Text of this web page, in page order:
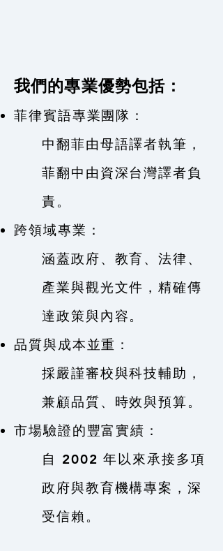
我們的專業優勢包括：
菲律賓語專業團隊：
中翻菲由母語譯者執筆，
菲翻中由資深台灣譯者負
責。
跨領域專業：
涵蓋政府、教育、法律、
產業與觀光文件，精確傳
達政策與內容。
品質與成本並重：
採嚴謹審校與科技輔助，
兼顧品質、時效與預算。
市場驗證的豐富實績：
自 2002 年以來承接多項
政府與教育機構專案，深
受信賴。